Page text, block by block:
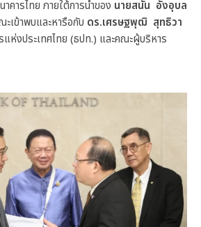
คารไทย ภายใต้การนำของ นายสนั่น อังอุบล
ะเข้าพบและหารือกับ ดร.เศรษฐพุฒิ สุทธิวา
แห่งประเทศไทย (ธปท.) และคณะผู้บริหาร